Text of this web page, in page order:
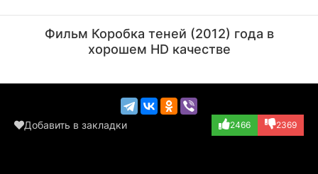
(The Detective)
Арканджели
Актёр
(Marcus)
Фильм Коробка теней (2012) года в
хорошем HD качестве
Добавить в закладки 2466 2369